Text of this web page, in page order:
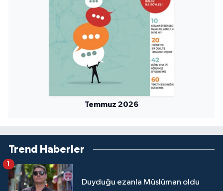
Temmuz 2026
Trend Haberler
Duyduğu ezanla Müslüman oldu
1
Tunceli Müftülüğü
Uşak Müftülüğü
Van Müftülüğü
Yalova Müftülüğü
Zonguldak Müftülüğü